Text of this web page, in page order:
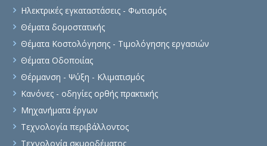
Ηλεκτρικές εγκαταστάσεις - Φωτισμός
Θέματα δομοστατικής
Θέματα Κοστολόγησης - Τιμολόγησης εργασιών
Θέματα Οδοποιίας
Θέρμανση - Ψύξη - Κλιματισμός
Κανόνες - οδηγίες ορθής πρακτικής
Μηχανήματα έργων
Τεχνολογία περιβάλλοντος
Τεχνολογία σκυροδέματος